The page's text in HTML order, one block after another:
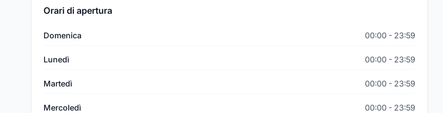
Orari di apertura
Domenica 00:00 - 23:59
Lunedì 00:00 - 23:59
Martedì 00:00 - 23:59
Mercoledì 00:00 - 23:59